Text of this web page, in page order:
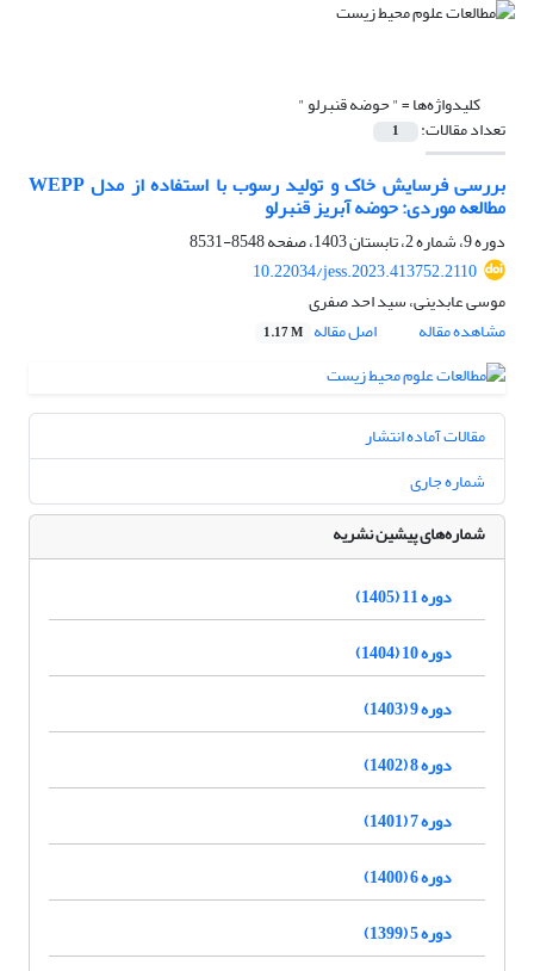
کلیدواژه‌ها =" حوضه قنبرلو "
تعداد مقالات: 1
بررسی فرسایش خاک و تولید رسوب با استفاده از مدل WEPP
مطالعه موردی: حوضه آبریز قنبرلو
دوره 9، شماره 2، تابستان 1403، صفحه
8548-8531
10.22034/jess.2023.413752.2110
موسی عابدینی، سید احد صفری
مشاهده مقاله
اصل مقاله 1.17 M
مقالات آماده انتشار
شماره جاری
شماره‌های پیشین نشریه
دوره 11 (1405)
دوره 10 (1404)
دوره 9 (1403)
دوره 8 (1402)
دوره 7 (1401)
دوره 6 (1400)
دوره 5 (1399)